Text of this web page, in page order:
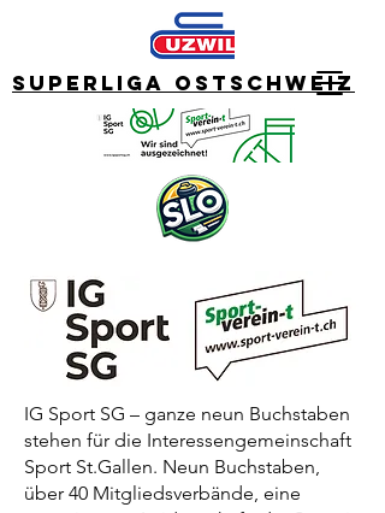
Superliga Ostschweiz
IG Sport SG – ganze neun Buchstaben
stehen für die Interessengemeinschaft
Sport St.Gallen. Neun Buchstaben,
über 40 Mitgliedsverbände, eine